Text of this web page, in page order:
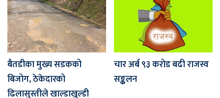
बैतडीका मुख्य सडकको
बिजोग, ठेकेदारको
ढिलासुस्तीले खाल्डाखुल्डी
चार अर्ब ९३ करोड बढी राजस्व
सङ्कलन